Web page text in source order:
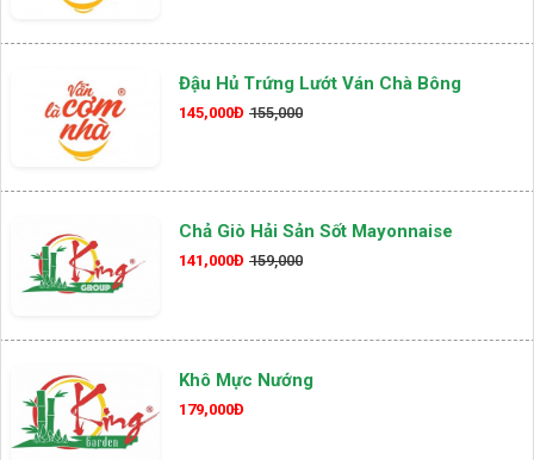
Đậu Hủ Trứng Lướt Ván Chà Bông
145,000Đ 155,000
Chả Giò Hải Sản Sốt Mayonnaise
141,000Đ 159,000
Khô Mực Nướng
179,000Đ